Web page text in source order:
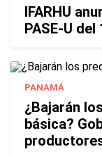
IFARHU
PASE-U
PANAMÁ
¿Bajarán
básica?